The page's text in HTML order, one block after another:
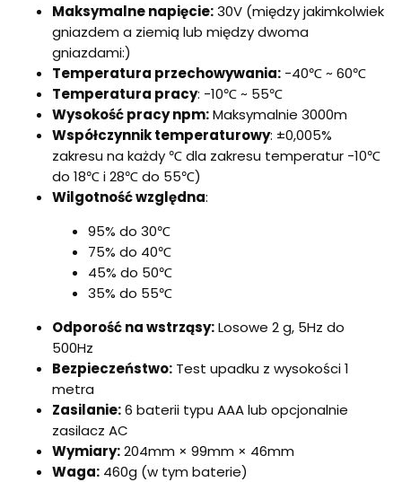
Maksymalne napięcie:30V (między jakimkolwiek
gniazdem a ziemią lub między dwoma
gniazdami:)
Temperatura przechowywania: -40℃ ~ 60℃
Temperatura pracy: -10℃ ~ 55℃
Wysokość pracy npm:Maksymalnie 3000m
Współczynnik temperaturowy: ±0,005%
zakresu na każdy ℃ dla zakresu temperatur -10℃
do 18℃ i 28℃ do 55℃)
Wilgotność względna:
95% do 30℃
75% do 40℃
45% do 50℃
35% do 55℃
Odporość na wstrząsy:Losowe 2 g, 5Hz do
500Hz
Bezpieczeństwo: Test upadku z wysokości 1
metra
Zasilanie:6 baterii typu AAA lub opcjonalnie
zasilacz AC
Wymiary:204mm × 99mm × 46mm
Waga: 460g (w tym baterie)